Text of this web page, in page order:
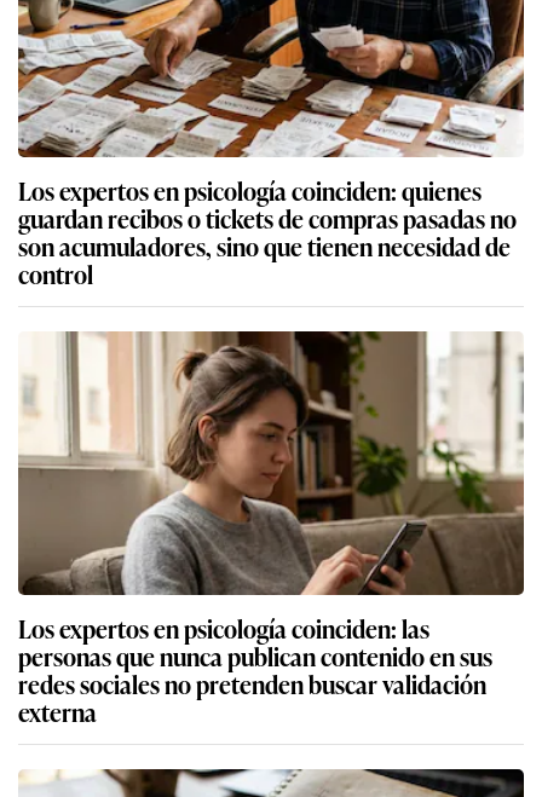
Los expertos en psicología coinciden: quienes
guardan recibos o tickets de compras pasadas no
son acumuladores, sino que tienen necesidad de
control
Los expertos en psicología coinciden: las
personas que nunca publican contenido en sus
redes sociales no pretenden buscar validación
externa